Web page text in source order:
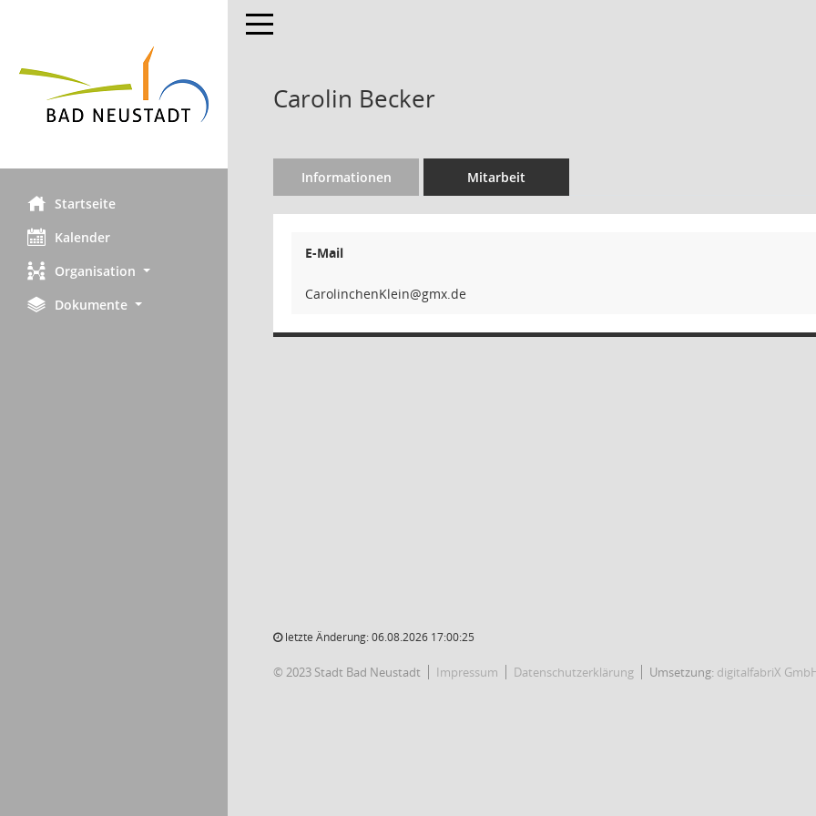
Startseite
Kalender
Organisation
Dokumente
Toggle navigation
Carolin Becker
Informationen Mitarbeit
E-Mail
nielKneh
letzte Änderung: 06.08.2026 17:00:25
© 2023 Stadt Bad Neustadt Impressum Datenschutzerklärung Umsetzung: digitalfabriX